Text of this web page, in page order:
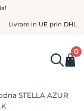
Livrare in UE prin DHL
0
STELLA AZUR